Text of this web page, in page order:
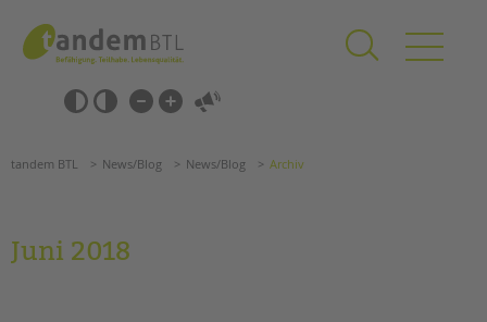
springen
Barrierefrei-
Einstellungen
überspringen
überspringen
tandem BTL News/Blog News/Blog Archiv
Juni 2018